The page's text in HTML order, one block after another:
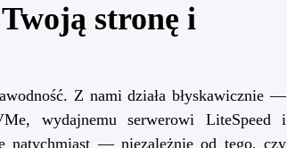
stronę i
Z nami działa błyskawicznie —
wydajnemu serwerowi LiteSpeed i
natychmiast — niezależnie od tego, czy